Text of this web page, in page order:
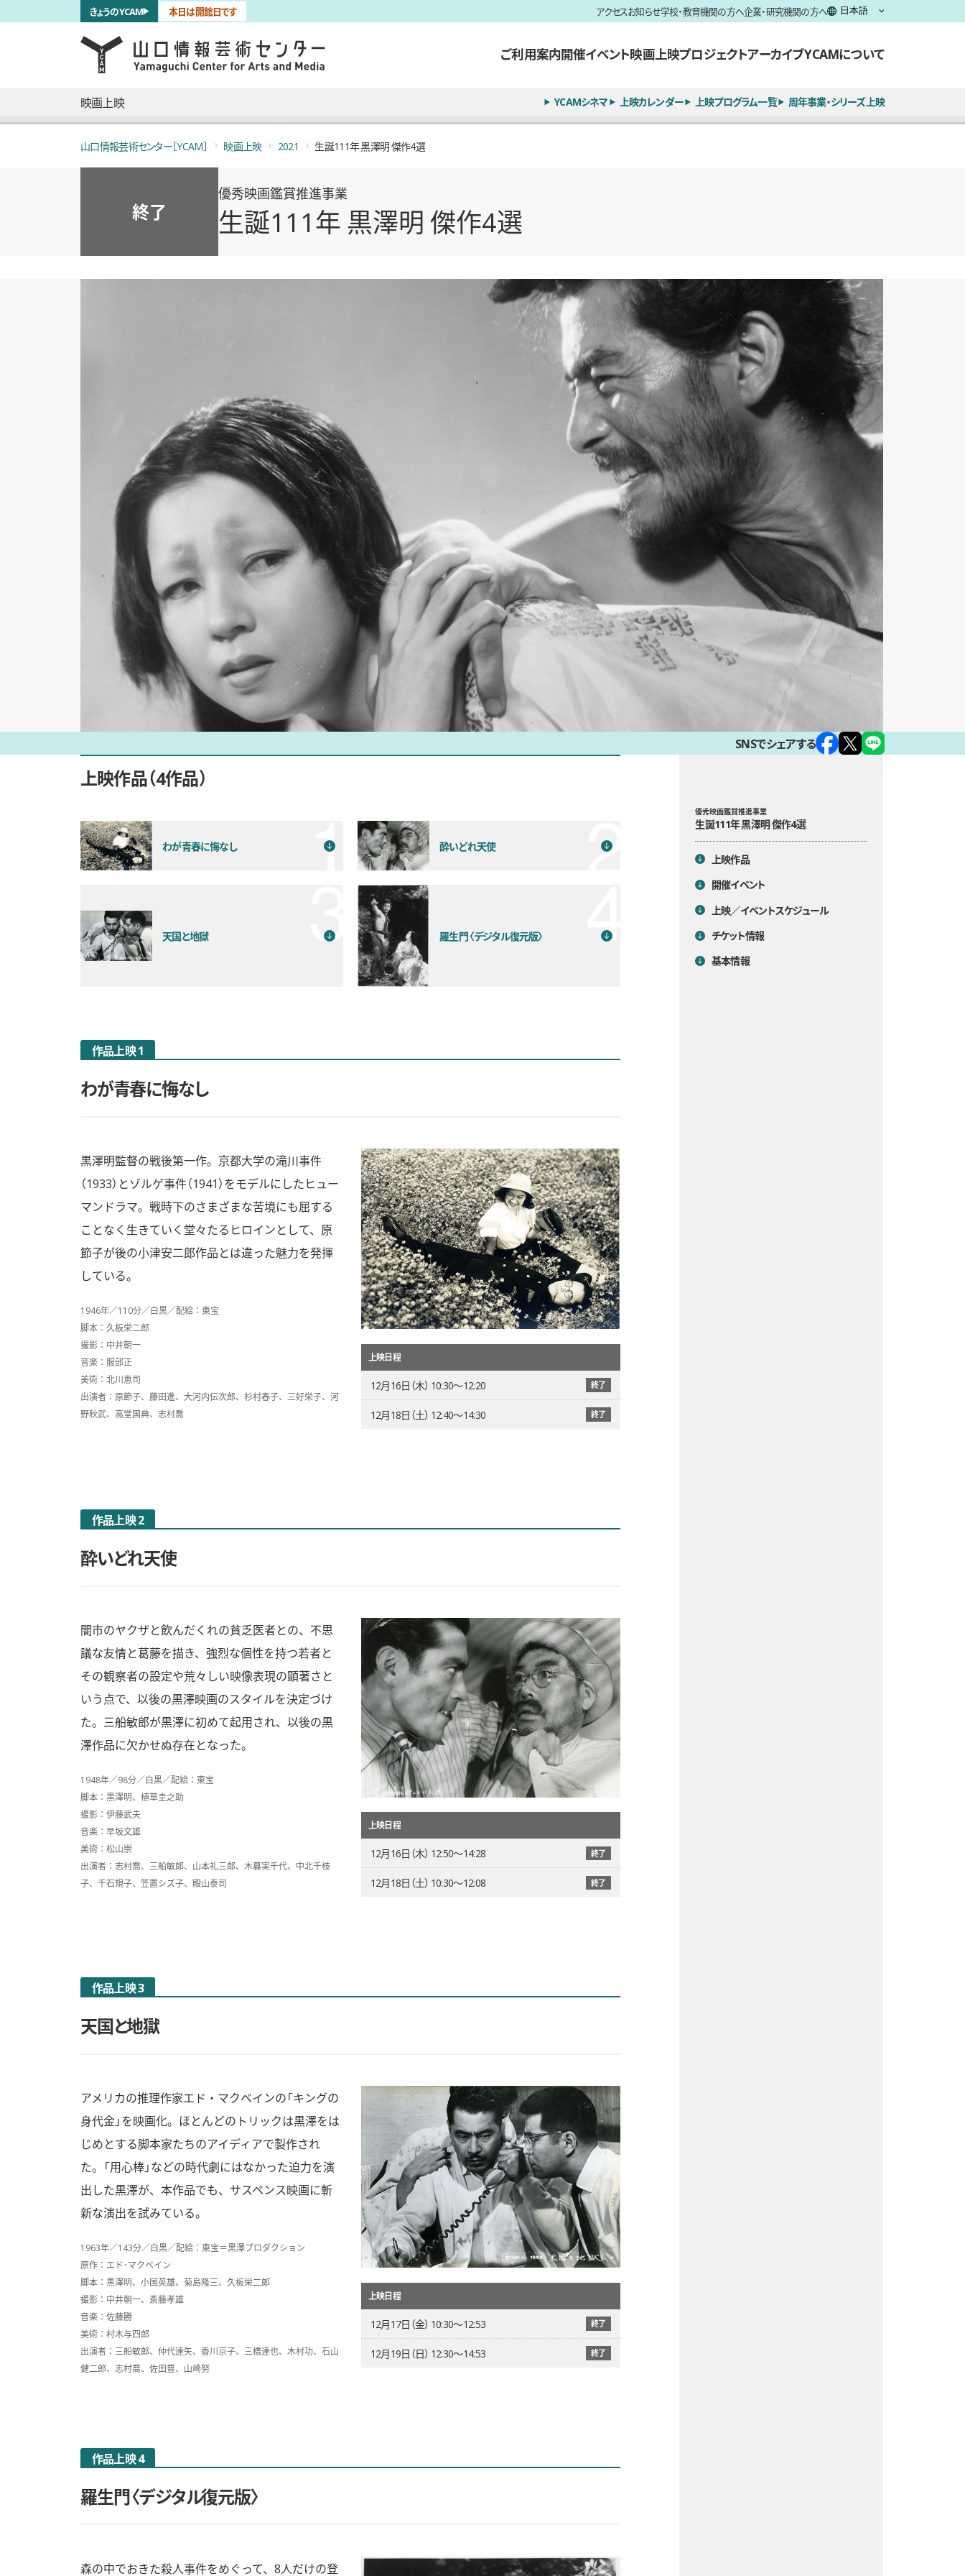
skip to main content 本日は開館日です
きょうのYCAM アクセスお知らせ学校・教育機関の方へ企業・研究機関の方へ
言語を切り替える
メインナビゲーション
ご利用案内開催イベント映画上映プロジェクトアーカイブYCAMについて
映画上映 YCAMシネマ 上映カレンダー 上映プログラム一覧 周年事業・シリーズ上映
山口情報芸術センター［YCAM］ 映画上映 2021 生誕111年 黒澤明 傑作4選
終了
優秀映画鑑賞推進事業
生誕111年 黒澤明 傑作4選
SNSでシェアする
目次
優秀映画鑑賞推進事業
生誕111年 黒澤明 傑作4選
上映作品
開催イベント
上映／イベントスケジュール
チケット情報
基本情報
上映作品 4作品
わが青春に悔なし 酔いどれ天使
天国と地獄 羅生門〈デジタル復元版〉
作品上映 1
わが青春に悔なし
上映日程
12月16日（木） 10:30〜12:20 終了
12月18日（土） 12:40〜14:30 終了
黒澤明監督の戦後第一作。京都大学の滝川事件
（1933）とゾルゲ事件（1941）をモデルにしたヒュー
マンドラマ。戦時下のさまざまな苦境にも屈する
ことなく生きていく堂々たるヒロインとして、原
節子が後の小津安二郎作品とは違った魅力を発揮
している。
1946年／110分／白黒／配給：東宝
脚本：久板栄二郎
撮影：中井朝一
音楽：服部正
美術：北川恵司
出演者：原節子、藤田進、大河内伝次郎、杉村春子、三好栄子、河
野秋武、高堂国典、志村喬
作品上映 2
酔いどれ天使
上映日程
12月16日（木） 12:50〜14:28 終了
12月18日（土） 10:30〜12:08 終了
闇市のヤクザと飲んだくれの貧乏医者との、不思
議な友情と葛藤を描き、強烈な個性を持つ若者と
その観察者の設定や荒々しい映像表現の顕著さと
いう点で、以後の黒澤映画のスタイルを決定づけ
た。三船敏郎が黒澤に初めて起用され、以後の黒
澤作品に欠かせぬ存在となった。
1948年／98分／白黒／配給：東宝
脚本：黒澤明、植草圭之助
撮影：伊藤武夫
音楽：早坂文雄
美術：松山崇
出演者：志村喬、三船敏郎、山本礼三郎、木暮実千代、中北千枝
子、千石規子、笠置シズ子、殿山泰司
作品上映 3
天国と地獄
上映日程
12月17日（金） 10:30〜12:53 終了
12月19日（日） 12:30〜14:53 終了
アメリカの推理作家エド・マクベインの「キングの
身代金」を映画化。ほとんどのトリックは黒澤をは
じめとする脚本家たちのアイディアで製作され
た。「用心棒」などの時代劇にはなかった迫力を演
出した黒澤が、本作品でも、サスペンス映画に斬
新な演出を試みている。
1963年／143分／白黒／配給：東宝＝黒澤プロダクション
原作：エド･マクベイン
脚本：黒澤明、小国英雄、菊島隆三、久板栄二郎
撮影：中井朝一、斎藤孝雄
音楽：佐藤勝
美術：村木与四郎
出演者：三船敏郎、仲代達矢、香川京子、三橋達也、木村功、石山
健二郎、志村喬、佐田豊、山崎努
作品上映 4
羅生門〈デジタル復元版〉
森の中でおきた殺人事件をめぐって、8人だけの登